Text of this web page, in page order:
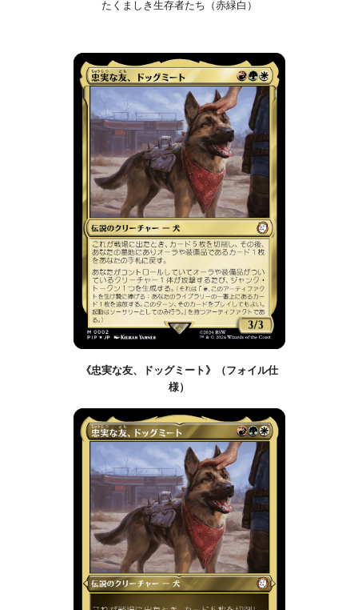
たくましき生存者たち（赤緑白）
《忠実な友、ドッグミート》（フォイル仕
様）